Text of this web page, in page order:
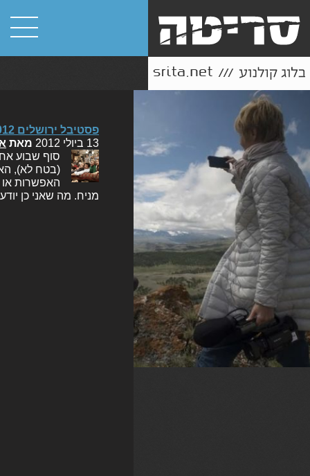
פסטיבל ירושלים 2012: דיווח #5 (אורון)
13 ביולי 2012
מאת
סוף שבוע
(בטח לא),
האפשרות או
מניח. מה שאני כן